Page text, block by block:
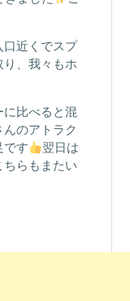
近くでスプ
、我々もホ
に比べると混
のアトラク
です
翌日は
らもまたい